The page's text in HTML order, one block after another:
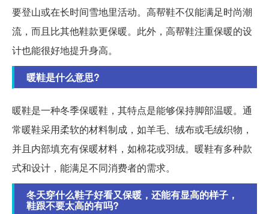
要登山或在长时间雪地里活动。高帮鞋不仅能满足时尚潮
流，而且比其他鞋款更保暖。此外，高帮鞋注重保暖的设
计也能很好地提升身高。
暖鞋是什么意思?
暖鞋是一种冬季保暖鞋，其特点是能够保持脚部温暖。通
常暖鞋采用柔软的材料制成，如羊毛、绒布或毛绒织物，
并且内部填充有保暖材料，如棉花或羽绒。暖鞋有多种款
式和设计，能满足不同消费者的需求。
冬天穿什么鞋子好看又保暖，还能有显高的样子，
鞋跟不要太高的有吗?